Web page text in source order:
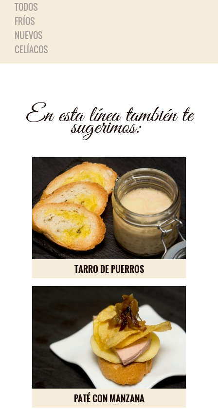
TODOS
FRÍOS
NUEVOS
CELÍACOS
En esta línea también te
sugerimos:
TARRO DE PUERROS
PATÉ CON MANZANA